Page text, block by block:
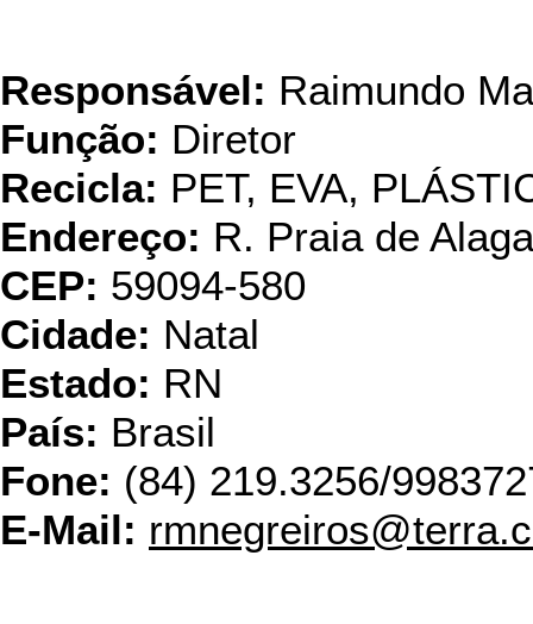
Responsável: Raimundo
Função: Diretor
Recicla: PET, EVA,
Endereço: R. Praia de
CEP: 59094-580
Cidade: Natal
Estado: RN
País: Brasil
Fone: (84) 219.3256/
E-Mail: